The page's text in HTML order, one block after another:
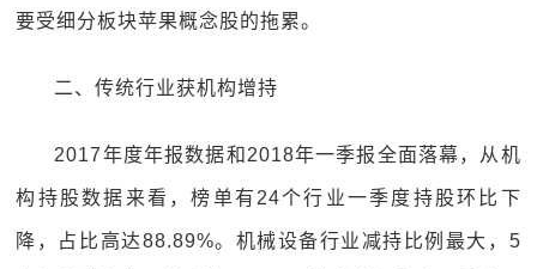
要受细分板块苹果概念股的拖累。
二、传统行业获机构增持
2017年度年报数据和2018年一季报全面落幕，从机
构持股数据来看，榜单有24个行业一季度持股环比下
降，占比高达88.89%。机械设备行业减持比例最大，5